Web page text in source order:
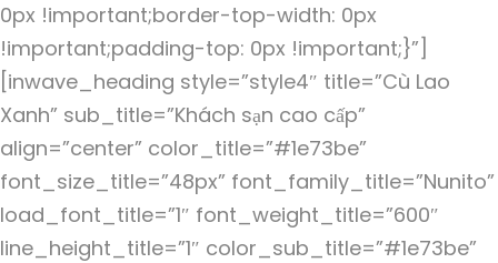
0px !important;border-top-width: 0px
!important;padding-top: 0px !important;}”]
[inwave_heading style=”style4″ title=”Cù Lao
Xanh” sub_title=”Khách sạn cao cấp”
align=”center” color_title=”#1e73be”
font_size_title=”48px” font_family_title=”Nunito”
load_font_title=”1″ font_weight_title=”600″
line_height_title=”1″ color_sub_title=”#1e73be”